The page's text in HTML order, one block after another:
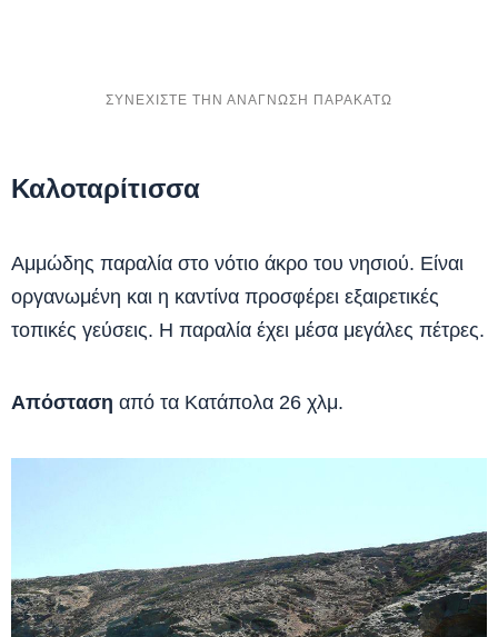
Καλοταρίτισσα
Αμμώδης παραλία στο νότιο άκρο του νησιού. Είναι
οργανωμένη και η καντίνα προσφέρει εξαιρετικές
τοπικές γεύσεις. Η παραλία έχει μέσα μεγάλες πέτρες.
Απόσταση από τα Κατάπολα 26 χλμ.